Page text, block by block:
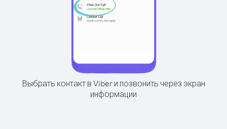
Выбрать контакт в Viber и позвонить через экран
информации